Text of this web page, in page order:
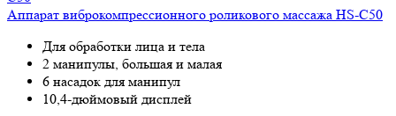
Аппарат виброкомпрессионного роликового массажа HS-C50
Для обработки лица и тела
2 манипулы, большая и малая
6 насадок для манипул
10,4-дюймовый дисплей